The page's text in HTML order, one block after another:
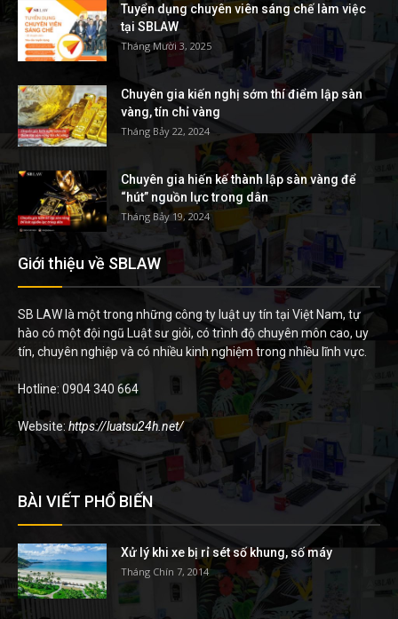
Tuyển dụng chuyên viên sáng chế làm việc
tại SBLAW
Tháng Mười 3, 2025
Chuyên gia kiến nghị sớm thí điểm lập sàn
vàng, tín chỉ vàng
Tháng Bảy 22, 2024
Chuyên gia hiến kế thành lập sàn vàng để
“hút” nguồn lực trong dân
Tháng Bảy 19, 2024
Giới thiệu về SBLAW
SB LAW là một trong những công ty luật uy tín tại Việt Nam, tự
hào có một đội ngũ Luật sư giỏi, có trình độ chuyên môn cao, uy
tín, chuyên nghiệp và có nhiều kinh nghiệm trong nhiều lĩnh vực.
Hotline: 0904 340 664
Website: https://luatsu24h.net/
BÀI VIẾT PHỔ BIẾN
Xử lý khi xe bị rỉ sét số khung, số máy
Tháng Chín 7, 2014